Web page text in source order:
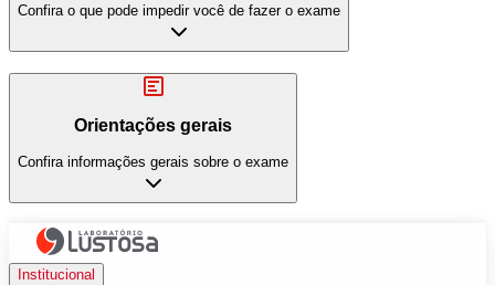
Confira o que pode impedir você de fazer o exame
Orientações gerais
Confira informações gerais sobre o exame
Institucional